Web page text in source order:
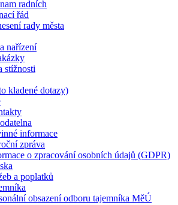
radních
řád
rady města
nařízení
stížnosti
kladené dotazy)
informace
zpráva
o zpracování osobních údajů (GDPR)
a poplatků
obsazení odboru tajemníka MěÚ